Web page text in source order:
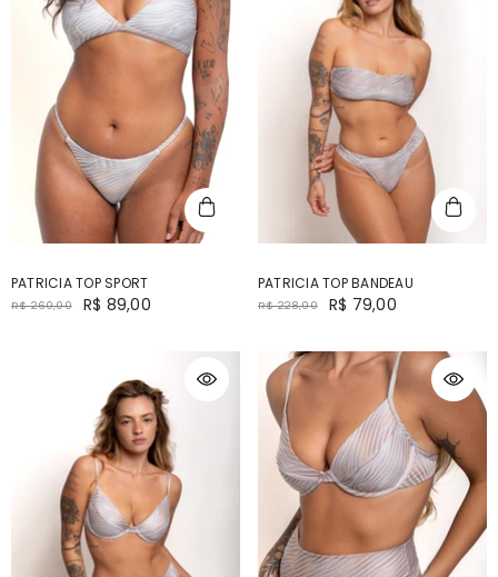
PATRICIA TOP SPORT
R$ 260,00 R$ 89,00
PATRICIA TOP BANDEAU
R$ 228,00 R$ 79,00